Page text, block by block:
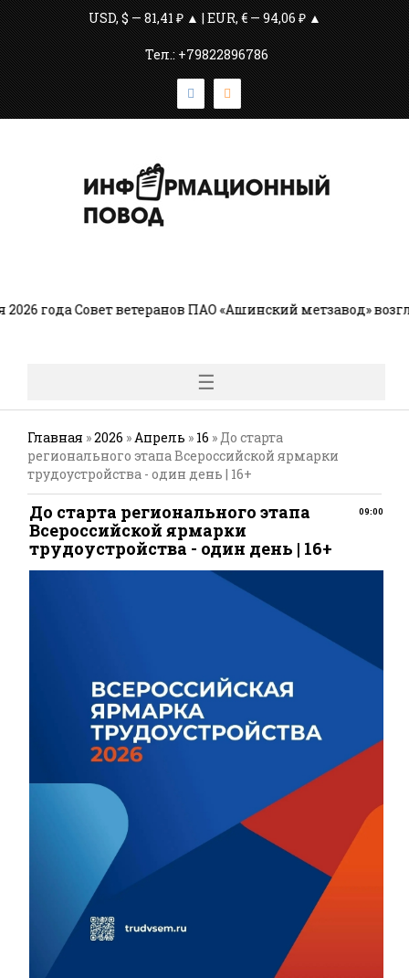
USD, $ — 81,41 ₽ ▲ | EUR, € — 94,06 ₽ ▲
Тел.: +79822896786
Совет ветеранов ПАО «Ашинский метзавод»
☰
Главная »2026 »Апрель » 16 » До старта
регионального этапа Всероссийской ярмарки
трудоустройства - один день | 16+
09:00
До старта регионального этапа
Всероссийской ярмарки
трудоустройства - один день | 16+